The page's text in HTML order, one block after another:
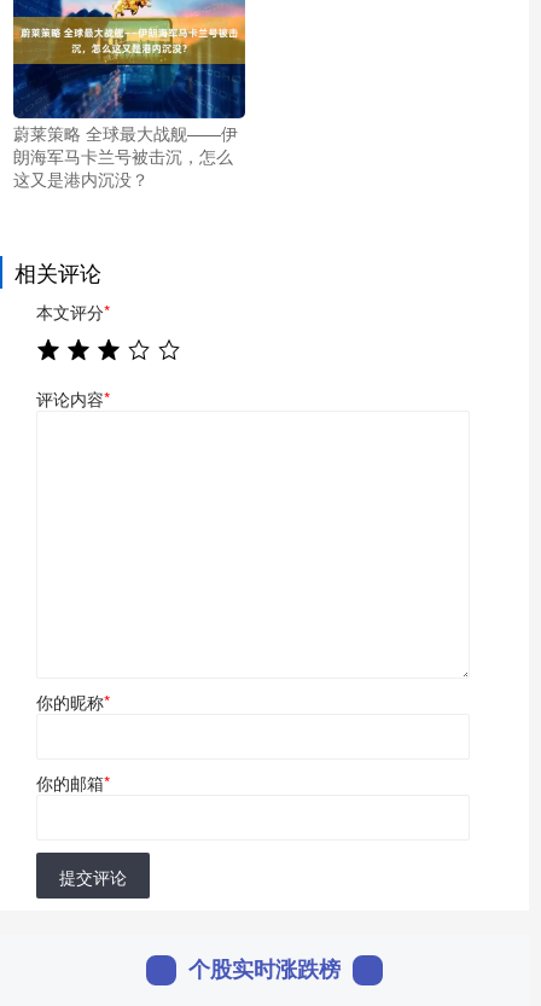
蔚莱策略 全球最大战舰——伊
朗海军马卡兰号被击沉，怎么
这又是港内沉没？
相关评论
本文评分*
评论内容*
你的昵称*
你的邮箱*
提交评论
个股实时涨跌榜